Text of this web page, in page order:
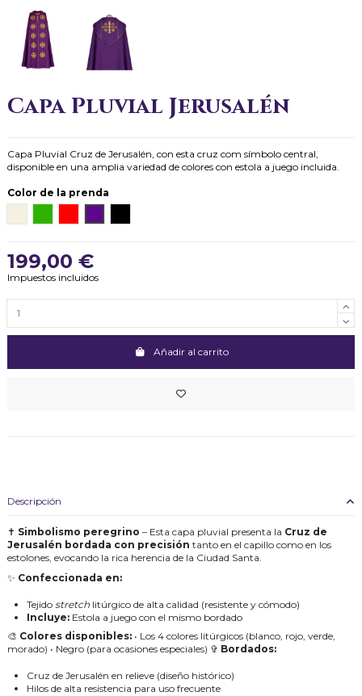
Capa Pluvial Jerusalén
Capa Pluvial Cruz de Jerusalén, con esta cruz com símbolo central,
disponible en una amplia variedad de colores con estola a juego incluida.
Color de la prenda
199,00 €
Impuestos incluidos
Añadir al carrito
Descripción
✝ Simbolismo peregrino – Esta capa pluvial presenta la Cruz de
Jerusalén bordada con precisión tanto en el capillo como en los
estolones, evocando la rica herencia de la Ciudad Santa.
✨ Confeccionada en:
Tejido stretch litúrgico de alta calidad (resistente y cómodo)
Incluye: Estola a juego con el mismo bordado
🎨 Colores disponibles: • Los 4 colores litúrgicos (blanco, rojo, verde,
morado) • Negro (para ocasiones especiales) ✞ Bordados:
Cruz de Jerusalén en relieve (diseño histórico)
Hilos de alta resistencia para uso frecuente